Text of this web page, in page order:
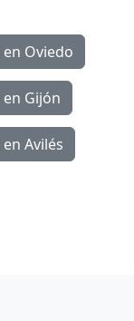
Oviedo
Gijón
Avilés